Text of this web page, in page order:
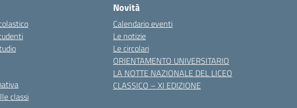
classi
Novità
Calendario eventi
Le notizie
Le circolari
ORIENTAMENTO UNIVERSITARIO
LA NOTTE NAZIONALE DEL LICEO
CLASSICO – XI EDIZIONE